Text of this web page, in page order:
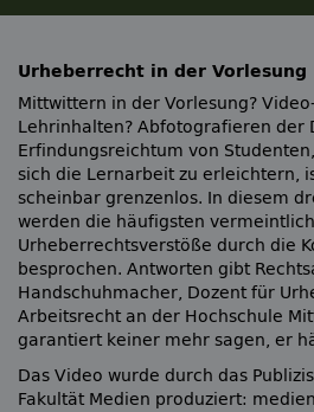
Urheberrecht in der Vorlesung
Mittwittern in der Vorlesung?
Lehrinhalten? Abfotografieren der
Erfindungsreichtum von
sich die Lernarbeit zu erleichtern,
scheinbar grenzenlos. In diesem
werden die häufigsten
Urheberrechtsverstöße durch die
besprochen. Antworten gibt
Handschuhmacher, Dozent für
Arbeitsrecht an der Hochschule
garantiert keiner mehr sagen, er
Das Video wurde durch das
Fakultät Medien produziert: